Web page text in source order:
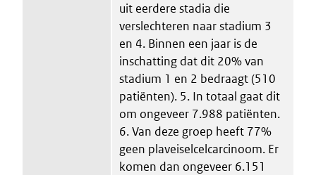
uit eerdere stadia die
verslechteren naar stadium 3
en 4. Binnen een jaar is de
inschatting dat dit 20% van
stadium 1 en 2 bedraagt (510
patiënten). 5. In totaal gaat dit
om ongeveer 7.988 patiënten.
6. Van deze groep heeft 77%
geen plaveiselcelcarcinoom. Er
komen dan ongeveer 6.151